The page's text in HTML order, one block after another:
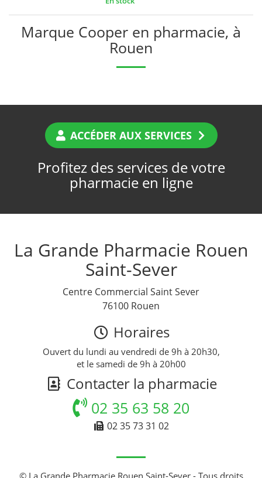
Marque Cooper en pharmacie, à
Rouen
ACCÉDER AUX SERVICES
Profitez des services de votre
pharmacie en ligne
La Grande Pharmacie Rouen
Saint-Sever
Centre Commercial Saint Sever
76100 Rouen
Horaires
Ouvert du lundi au vendredi de 9h à 20h30,
et le samedi de 9h à 20h00
Contacter la pharmacie
02 35 63 58 20
02 35 73 31 02